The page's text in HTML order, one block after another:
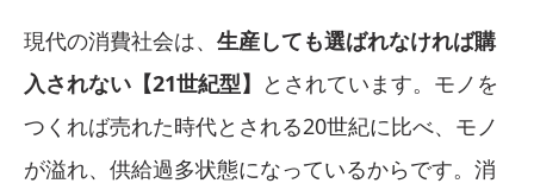
現代の消費社会は、 生産しても選ばれなければ購
入されない【21世紀型】
とされています。モノを
つくれば売れた時代とされる20世紀に比べ、モノ
が溢れ、供給過多状態になっているからです。消